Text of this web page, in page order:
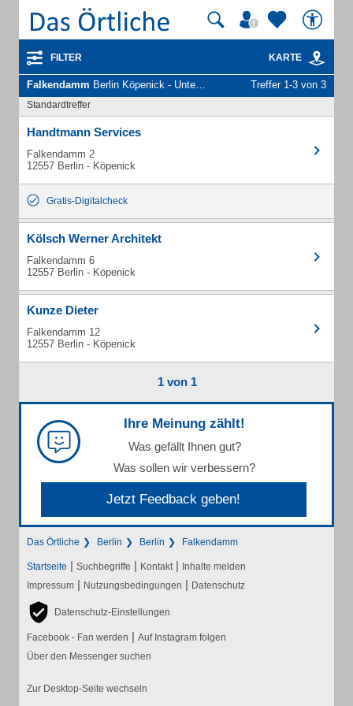
FILTER KARTE
Falkendamm Berlin Köpenick - Unternehmen und Personen Treffer 1-3 von 3
Standardtreffer
Handtmann Services
Falkendamm 2
12557 Berlin - Köpenick
Gratis-Digitalcheck
Kölsch Werner Architekt
Falkendamm 6
12557 Berlin - Köpenick
Kunze Dieter
Falkendamm 12
12557 Berlin - Köpenick
1 von 1
Ihre Meinung zählt!
Was gefällt Ihnen gut?
Was sollen wir verbessern?
Jetzt Feedback geben!
Das Örtliche Berlin Berlin Falkendamm
Startseite | Suchbegriffe | Kontakt | Inhalte melden
Impressum | Nutzungsbedingungen | Datenschutz
Datenschutz-Einstellungen
Facebook - Fan werden | Auf Instagram folgen
Über den Messenger suchen
Zur Desktop-Seite wechseln